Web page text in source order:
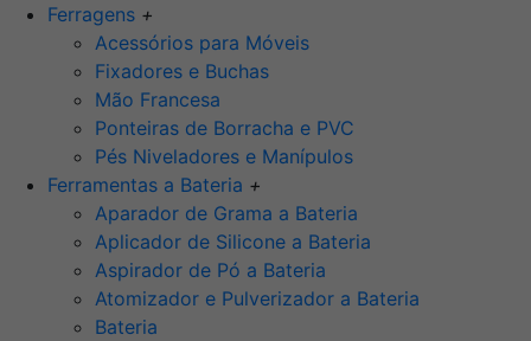
Ferragens +
Acessórios para Móveis
Fixadores e Buchas
Mão Francesa
Ponteiras de Borracha e PVC
Pés Niveladores e Manípulos
Ferramentas a Bateria +
Aparador de Grama a Bateria
Aplicador de Silicone a Bateria
Aspirador de Pó a Bateria
Atomizador e Pulverizador a Bateria
Bateria